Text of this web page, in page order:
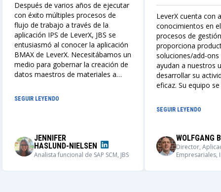
Después de varios años de ejecutar
con éxito múltiples procesos de
flujo de trabajo a través de la
aplicación IPS de LeverX, JBS se
entusiasmó al conocer la aplicación
BMAX de LeverX. Necesitábamos un
medio para gobernar la creación de
datos maestros de materiales a
un papel decisivo en el diseño, la
construcción y el despliegue de un
adaptable globalmente. No
podríamos estar más
impresionados con el resultado de
parte de los usuarios y sus
SEGUIR LEYENDO
JENNIFER
HASLUND-NIELSEN
Analista funcional de SAP SCM, JBS
LeverX cuenta con
conocimientos en
procesos de
proporciona
soluciones/add-ons
ayudan a nuestros
desarrollar su
eficaz. Su equipo
colabora
nosotros para
que satisfagan
SEGUIR LEYENDO
WOLFGANG
Director,
Empresariales,